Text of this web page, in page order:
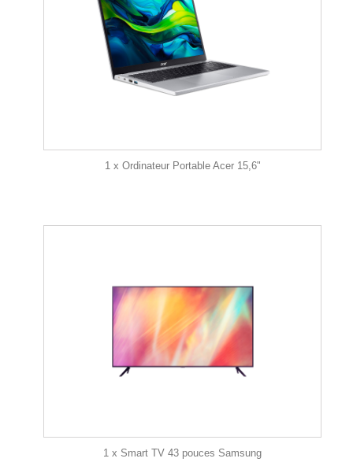
1 x Ordinateur Portable Acer 15,6"
1 x Smart TV 43 pouces Samsung